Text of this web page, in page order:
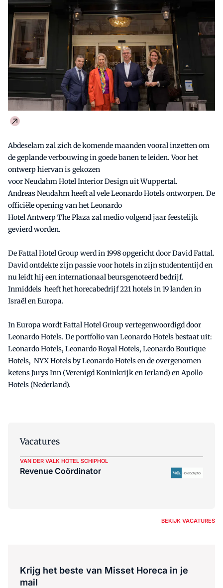
Abdeselam zal zich de komende maanden vooral inzetten om
de geplande verbouwing in goede banen te leiden. Voor het
ontwerp hiervan is gekozen
voor Neudahm Hotel Interior Design uit Wuppertal.
Andreas Neudahm heeft al vele Leonardo Hotels ontworpen. De
officiële opening van het Leonardo
Hotel Antwerp The Plaza zal medio volgend jaar feestelijk
gevierd worden.
De Fattal Hotel Group werd in 1998 opgericht door David Fattal.
David ontdekte zijn passie voor hotels in zijn studententijd en
nu leidt hij een internationaal beursgenoteerd bedrijf.
Inmiddels heeft het horecabedrijf 221 hotels in 19 landen in
Israël en Europa.
In Europa wordt Fattal Hotel Group vertegenwoordigd door
Leonardo Hotels. De portfolio van Leonardo Hotels bestaat uit:
Leonardo Hotels, Leonardo Royal Hotels, Leonardo Boutique
Hotels, NYX Hotels by Leonardo Hotels en de overgenomen
ketens Jurys Inn (Verenigd Koninkrijk en Ierland) en Apollo
Hotels (Nederland).
Vacatures
VAN DER VALK HOTEL SCHIPHOL
Revenue Coördinator
BEKIJK VACATURES
Krijg het beste van Misset Horeca in je
mail